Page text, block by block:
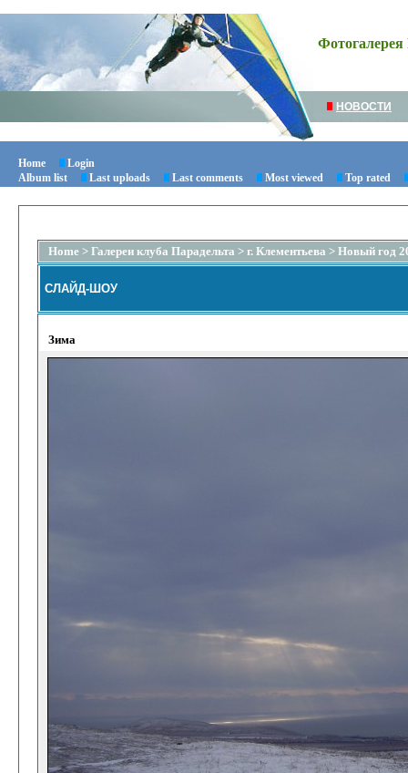
Фотогалерея
НОВОСТИ
Home
Login
Album list
Last uploads Last comments Most viewed Top rated
Home > Галереи клуба Парадельта > г. Клементьева > Новый год
СЛАЙД-ШОУ
Зима